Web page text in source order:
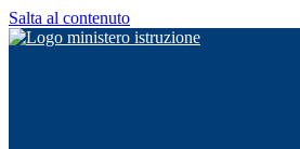
Salta al contenuto